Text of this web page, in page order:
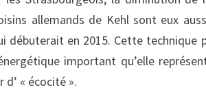
allemands de Kehl sont eux
débuterait en 2015. Cette
important qu’elle
« écocité ».